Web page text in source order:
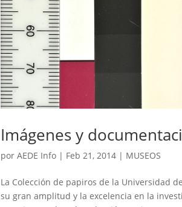
Imágenes y
porAEDE Info | Feb 21, 2014 | MUSEOS
La Colección de papiros de la Universidad
su gran amplitud y la excelencia en la